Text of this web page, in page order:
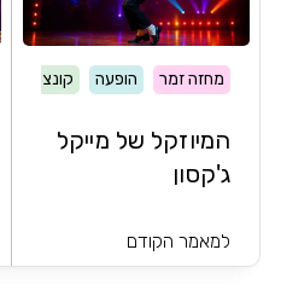
מחזה זמר הופעה קונצרט
המיוזקל של מייקל
ג'קסון
למאמר הקודם